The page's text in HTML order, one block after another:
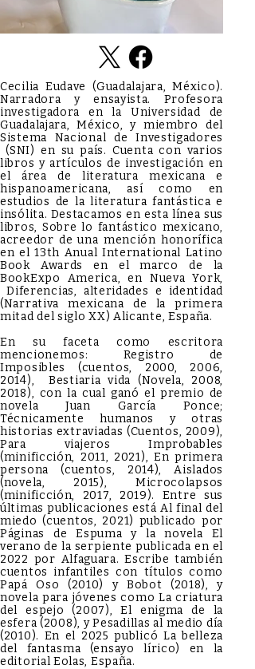
Cecilia Eudave (Guadalajara, México).
Narradora y ensayista. Profesora
investigadora en la Universidad de
Guadalajara, México, y miembro del
Sistema Nacional de Investigadores
(SNI) en su país. Cuenta con varios
libros y artículos de investigación en
el área de literatura mexicana e
hispanoamericana, así como en
estudios de la literatura fantástica e
insólita. Destacamos en esta línea sus
libros, Sobre lo fantástico mexicano,
acreedor de una mención honorífica
en el 13th Anual International Latino
Book Awards en el marco de la
BookExpo America, en Nueva York,
Diferencias, alteridades e identidad
(Narrativa mexicana de la primera
mitad del siglo XX) Alicante, España.
En su faceta como escritora
mencionemos: Registro de
Imposibles (cuentos, 2000, 2006,
2014), Bestiaria vida (Novela, 2008,
2018), con la cual ganó el premio de
novela Juan García Ponce;
Técnicamente humanos y otras
historias extraviadas (Cuentos, 2009),
Para viajeros Improbables
(minificción, 2011, 2021), En primera
persona (cuentos, 2014), Aislados
(novela, 2015), Microcolapsos
(minificción, 2017, 2019). Entre sus
últimas publicaciones está Al final del
miedo (cuentos, 2021) publicado por
Páginas de Espuma y la novela El
verano de la serpiente publicada en el
2022 por Alfaguara. Escribe también
cuentos infantiles con títulos como
Papá Oso (2010) y Bobot (2018), y
novela para jóvenes como La criatura
del espejo (2007), El enigma de la
esfera (2008), y Pesadillas al medio día
(2010). En el 2025 publicó La belleza
del fantasma (ensayo lírico) en la
editorial Eolas, España.